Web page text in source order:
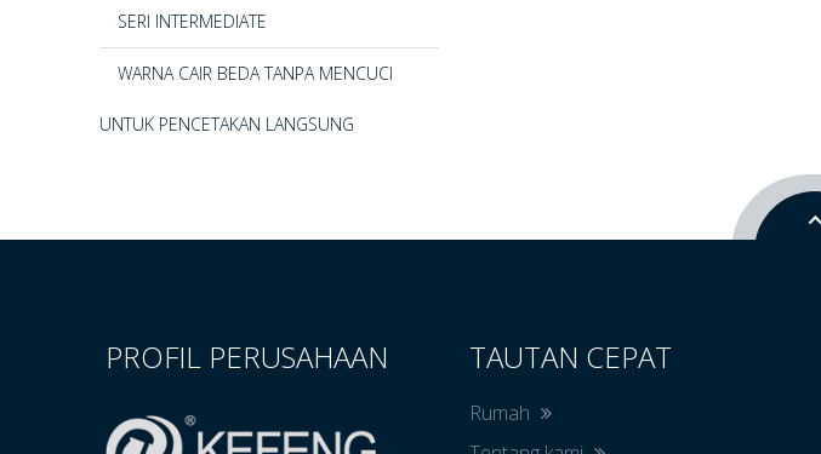
SERI INTERMEDIATE
WARNA CAIR BEDA TANPA MENCUCI
UNTUK PENCETAKAN LANGSUNG
PROFIL PERUSAHAAN TAUTAN CEPAT
Rumah